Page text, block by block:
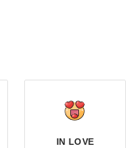
IN LOVE